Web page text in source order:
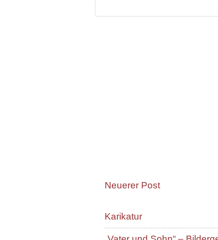
Neuerer Post
Karikatur